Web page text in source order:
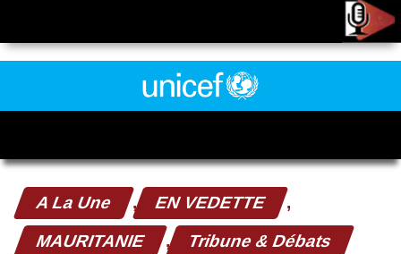
A La Une , EN VEDETTE ,
MAURITANIE , Tribune & Débats